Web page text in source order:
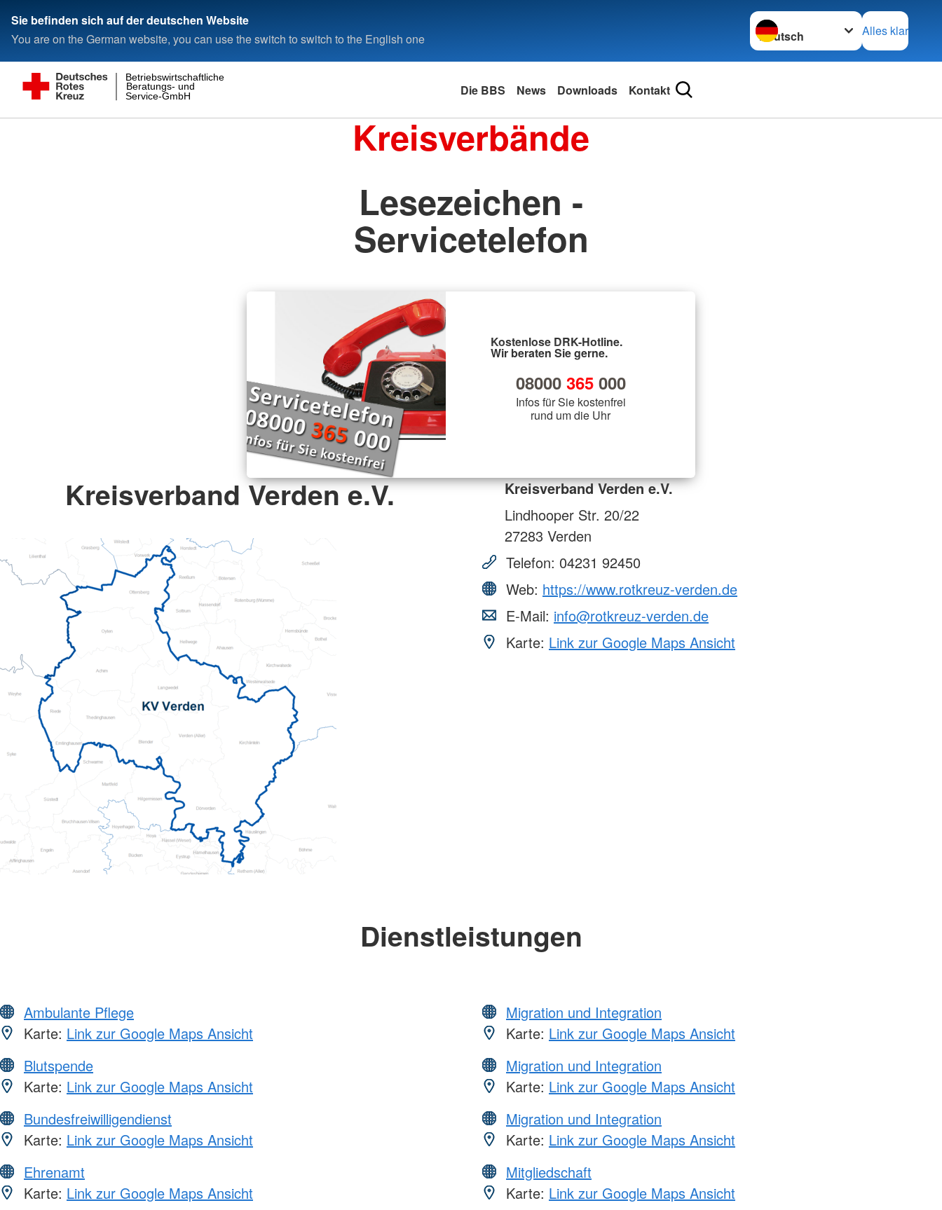
Sie befinden sich auf der deutschen Website
You are on the German website, you can use the switch to switch to the English one
Sprache wechseln zu
Alles klar
Service-GmbH
Beratungs- und
Betriebswirtschaftliche
Die BBS News Downloads Kontakt
Kreisverbände
Lesezeichen -
Servicetelefon
Kostenlose DRK-Hotline.
Wir beraten Sie gerne.
08000 365000
Infos für Sie kostenfrei
rund um die Uhr
Kreisverband Verden e.V.
Kreisverband Verden e.V.
Lindhooper Str. 20/22
27283 Verden
Telefon: 04231 92450
Web: https://www.rotkreuz-verden.de
E-Mail: info@rotkreuz-verden.de
Karte: Link zur Google Maps Ansicht
Dienstleistungen
Ambulante Pflege
Karte: Link zur Google Maps Ansicht
Blutspende
Karte: Link zur Google Maps Ansicht
Bundesfreiwilligendienst
Karte: Link zur Google Maps Ansicht
Ehrenamt
Karte: Link zur Google Maps Ansicht
Migration und Integration
Karte: Link zur Google Maps Ansicht
Migration und Integration
Karte: Link zur Google Maps Ansicht
Migration und Integration
Karte: Link zur Google Maps Ansicht
Mitgliedschaft
Karte: Link zur Google Maps Ansicht